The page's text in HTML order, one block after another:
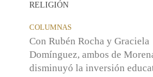
RELIGIÓN
COLUMNAS
Con Rubén Rocha y Graciela
Domínguez, ambos de
disminuyó la inversión